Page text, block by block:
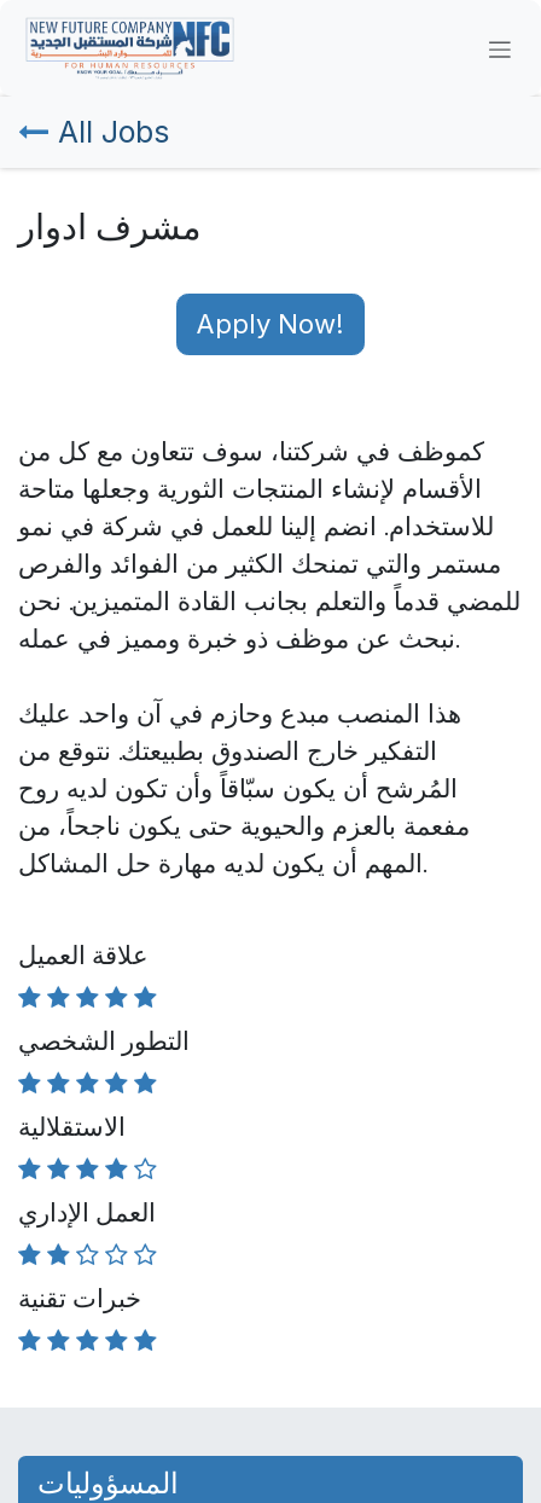
Skip to Content
All Jobs
مشرف ادوار
Apply Now!
كموظف في شركتنا، سوف تتعاون مع كل من
الأقسام لإنشاء المنتجات الثورية وجعلها متاحة
للاستخدام. انضم إلينا للعمل في شركة في نمو
مستمر والتي تمنحك الكثير من الفوائد والفرص
للمضي قدماً والتعلم بجانب القادة المتميزين. نحن
نبحث عن موظف ذو خبرة ومميز في عمله.
هذا المنصب مبدع وحازم في آن واحد. عليك
التفكير خارج الصندوق بطبيعتك. نتوقع من
المُرشح أن يكون سبّاقاً وأن تكون لديه روح
مفعمة بالعزم والحيوية حتى يكون ناجحاً، من
المهم أن يكون لديه مهارة حل المشاكل.
علاقة العميل
التطور الشخصي
الاستقلالية
العمل الإداري
خبرات تقنية
المسؤوليات